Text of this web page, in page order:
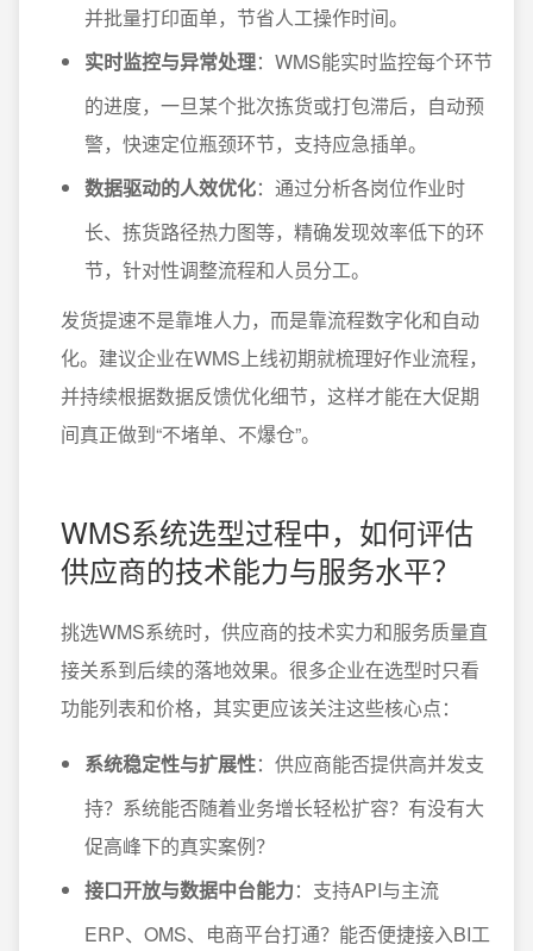
并批量打印面单，节省人工操作时间。
实时监控与异常处理：WMS能实时监控每个环节
的进度，一旦某个批次拣货或打包滞后，自动预
警，快速定位瓶颈环节，支持应急插单。
数据驱动的人效优化：通过分析各岗位作业时
长、拣货路径热力图等，精确发现效率低下的环
节，针对性调整流程和人员分工。
发货提速不是靠堆人力，而是靠流程数字化和自动
化。建议企业在WMS上线初期就梳理好作业流程，
并持续根据数据反馈优化细节，这样才能在大促期
间真正做到“不堵单、不爆仓”。
WMS系统选型过程中，如何评估
供应商的技术能力与服务水平？
挑选WMS系统时，供应商的技术实力和服务质量直
接关系到后续的落地效果。很多企业在选型时只看
功能列表和价格，其实更应该关注这些核心点：
系统稳定性与扩展性：供应商能否提供高并发支
持？系统能否随着业务增长轻松扩容？有没有大
促高峰下的真实案例？
接口开放与数据中台能力：支持API与主流
ERP、OMS、电商平台打通？能否便捷接入BI工